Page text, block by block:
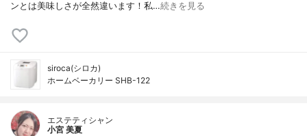
ンとは美味しさが全然違います！私…続きを見る
siroca(シロカ)
ホームベーカリー SHB-122
エステティシャン
小宮 美夏